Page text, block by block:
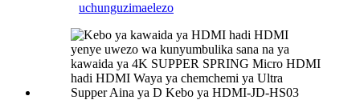
uchunguzimaelezo